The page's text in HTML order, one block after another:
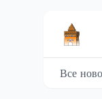
Все